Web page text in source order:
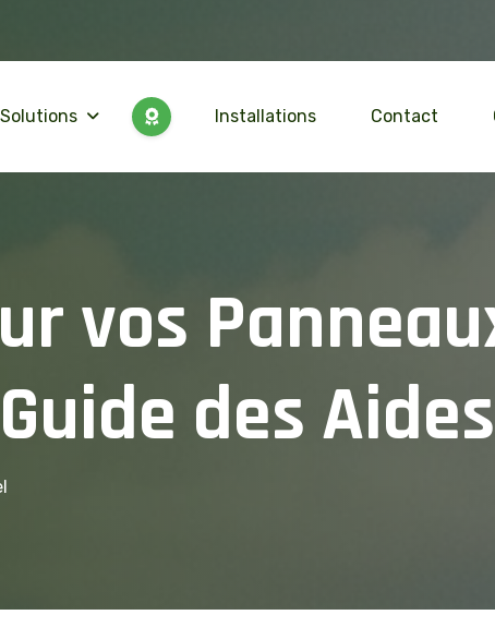
Solutions Installations Contact
urvos Panneau
Guide des Aides